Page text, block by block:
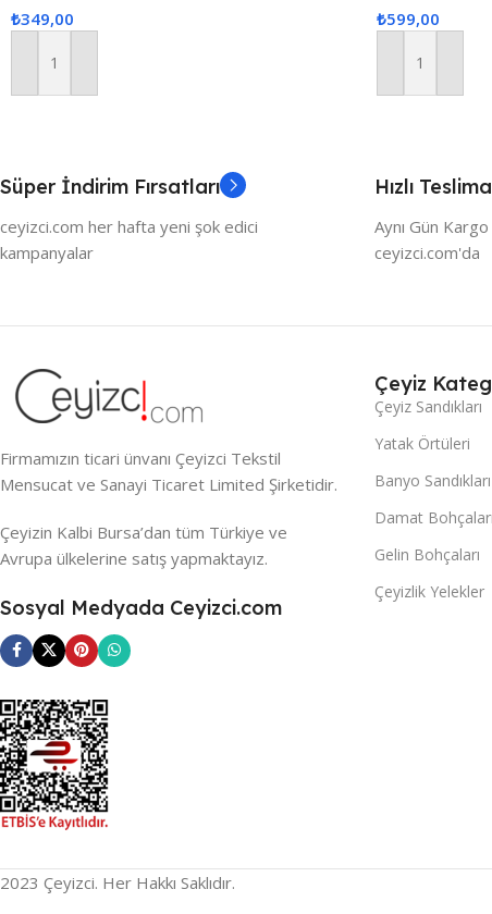
₺349,00
Sepete Ekle
₺599,00
Sepete Ekle
Süper İndirim Fırsatları
ceyizci.com her hafta yeni şok edici
kampanyalar
Hızlı
Aynı Gün
ceyizci.com'da
Firmamızın ticari ünvanı Çeyizci Tekstil
Mensucat ve Sanayi Ticaret Limited Şirketidir.
Çeyizin Kalbi Bursa’dan tüm Türkiye ve
Avrupa ülkelerine satış yapmaktayız.
Sosyal Medyada Ceyizci.com
Çeyiz
Çeyiz Sandıkları
Yatak Örtüleri
Banyo Sandıkları
Damat Bohçaları
Gelin Bohçaları
Çeyizlik Yelekler
2023 Çeyizci. Her Hakkı Saklıdır.